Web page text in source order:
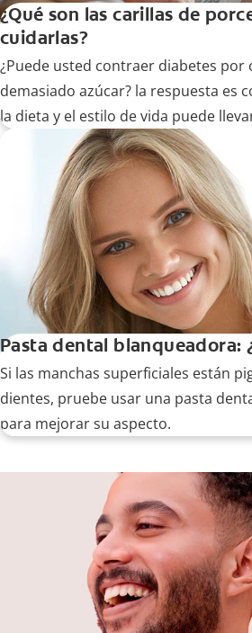
¿Qué son las carillas de
cuidarlas?
¿Puede usted contraer diabetes por
demasiado azúcar? la respuesta es
la dieta y el estilo de vida puede
enfermedad. Aprende más aquí.
Pasta dental blanqueadora:
Si las manchas superficiales están
dientes, pruebe usar una pasta
para mejorar su aspecto.